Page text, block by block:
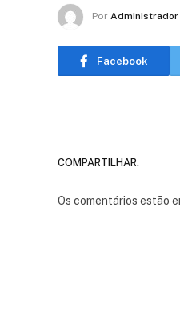
Por Administrador
Facebook
COMPARTILHAR.
Os comentários estão